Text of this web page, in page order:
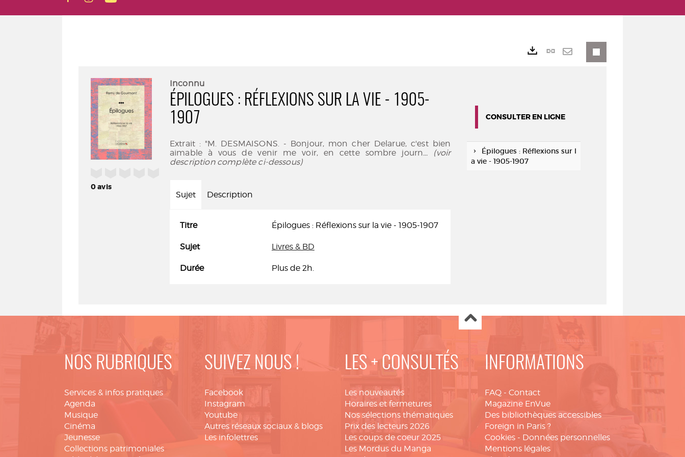
0avis
Inconnu
ÉPILOGUES : RÉFLEXIONS SUR LA VIE - 1905-
1907
Extrait : "M. DESMAISONS. - Bonjour, mon cher Delarue, c'est bien
aimable à vous de venir me voir, en cette sombre journ... (voir
description complète ci-dessous)
Sujet Description
Titre Épilogues : Réflexions sur la vie - 1905-1907
Sujet Livres & BD
Durée Plus de 2h.
Lien
CONSULTER EN LIGNE
Épilogues : Réflexions sur l
a vie - 1905-1907
NOS RUBRIQUES
Services & infos pratiques
Agenda
Musique
Cinéma
Jeunesse
Collections patrimoniales
SUIVEZ NOUS !
Facebook
Instagram
Youtube
Autres réseaux sociaux & blogs
Les infolettres
LES + CONSULTÉS
Les nouveautés
Horaires et fermetures
Nos sélections thématiques
Prix des lecteurs 2026
Les coups de coeur 2025
Les Mordus du Manga
INFORMATIONS
FAQ - Contact
Magazine EnVue
Des bibliothèques accessibles
Foreign in Paris ?
Cookies - Données personnelles
Mentions légales